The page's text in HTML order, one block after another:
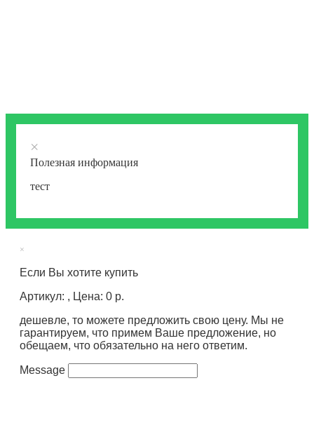
×
Полезная информация
тест
×
Если Вы хотите купить
Артикул: , Цена: 0 р.
дешевле, то можете предложить свою цену. Мы не
гарантируем, что примем Ваше предложение, но
обещаем, что обязательно на него ответим.
Message